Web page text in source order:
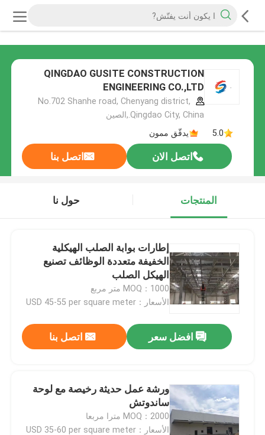
QINGDAO GUSITE CONSTRUCTION
ENGINEERING CO.,LTD
No.702 Shanhe road, Chenyang district,
Qingdao City, China.,الصين
5.0
يدقّق ممون
اتصل الان اتصل بنا
المنتجات حول نا
إطارات بوابة الصلب الهيكلية
الخفيفة متعددة الوظائف تصنيع
الهيكل الصلب
MOQ：1000 متر مربع
الأسعار：USD 45-55 per square meter
افضل سعر اتصل بنا
ورشة عمل حديثة رخيصة مع لوحة
ساندوتش
MOQ：2000 مترا مربعا
الأسعار：USD 35-60 per square meter